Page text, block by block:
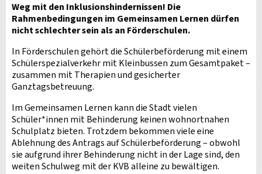
Weg mit den Inklusionshindernissen! Die
Rahmenbedingungen im Gemeinsamen Lernen dürfen
nicht schlechter sein als an Förderschulen.
In Förderschulen gehört die Schülerbeförderung mit einem
Schülerspezialverkehr mit Kleinbussen zum Gesamtpaket –
zusammen mit Therapien und gesicherter
Ganztagsbetreuung.
Im Gemeinsamen Lernen kann die Stadt vielen
Schüler*innen mit Behinderung keinen wohnortnahen
Schulplatz bieten. Trotzdem bekommen viele eine
Ablehnung des Antrags auf Schülerbeförderung – obwohl
sie aufgrund ihrer Behinderung nicht in der Lage sind, den
weiten Schulweg mit der KVB alleine zu bewältigen.